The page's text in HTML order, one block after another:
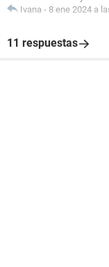
Ivana - 8 ene 2024 a
11 respuestas